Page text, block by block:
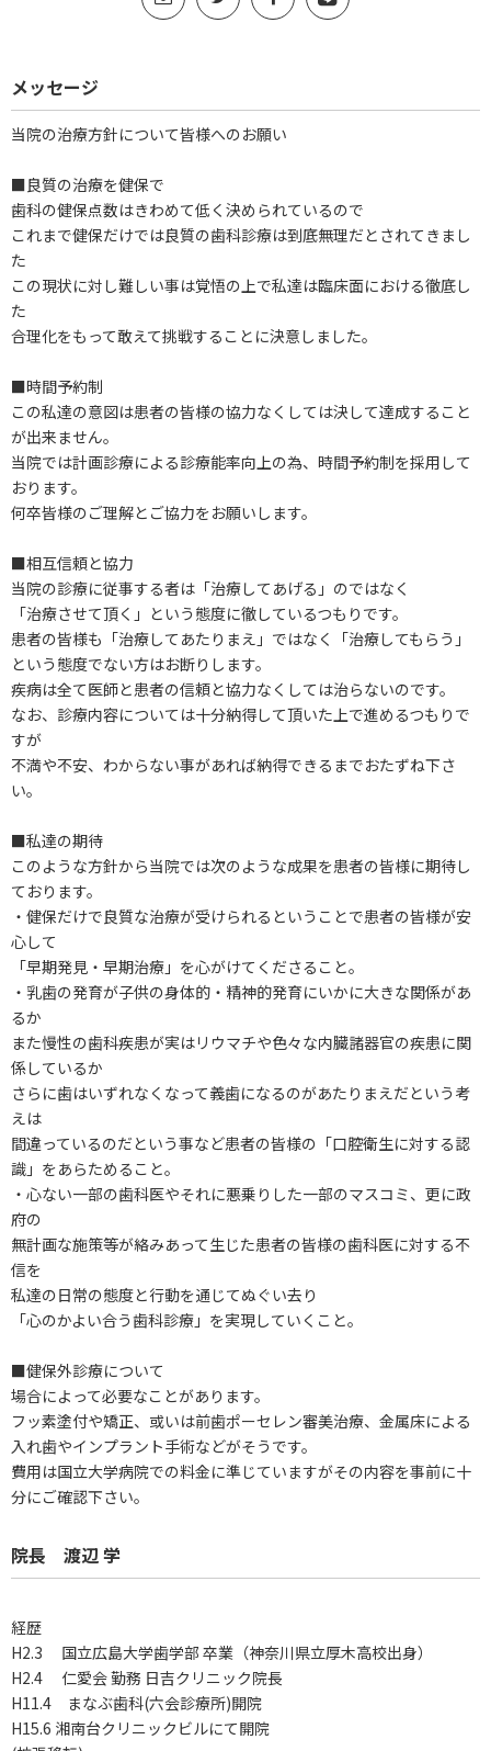
メッセージ
当院の治療方針について皆様へのお願い
■良質の治療を健保で
歯科の健保点数はきわめて低く決められているので
これまで健保だけでは良質の歯科診療は到底無理だとされてきまし
た
この現状に対し難しい事は覚悟の上で私達は臨床面における徹底し
た
合理化をもって敢えて挑戦することに決意しました。
■時間予約制
この私達の意図は患者の皆様の協力なくしては決して達成すること
が出来ません。
当院では計画診療による診療能率向上の為、時間予約制を採用して
おります。
何卒皆様のご理解とご協力をお願いします。
■相互信頼と協力
当院の診療に従事する者は「治療してあげる」のではなく
「治療させて頂く」という態度に徹しているつもりです。
患者の皆様も「治療してあたりまえ」ではなく「治療してもらう」
という態度でない方はお断りします。
疾病は全て医師と患者の信頼と協力なくしては治らないのです。
なお、診療内容については十分納得して頂いた上で進めるつもりで
すが
不満や不安、わからない事があれば納得できるまでおたずね下さ
い。
■私達の期待
このような方針から当院では次のような成果を患者の皆様に期待し
ております。
・健保だけで良質な治療が受けられるということで患者の皆様が安
心して
「早期発見・早期治療」を心がけてくださること。
・乳歯の発育が子供の身体的・精神的発育にいかに大きな関係があ
るか
また慢性の歯科疾患が実はリウマチや色々な内臓諸器官の疾患に関
係しているか
さらに歯はいずれなくなって義歯になるのがあたりまえだという考
えは
間違っているのだという事など患者の皆様の「口腔衛生に対する認
識」をあらためること。
・心ない一部の歯科医やそれに悪乗りした一部のマスコミ、更に政
府の
無計画な施策等が絡みあって生じた患者の皆様の歯科医に対する不
信を
私達の日常の態度と行動を通じてぬぐい去り
「心のかよい合う歯科診療」を実現していくこと。
■健保外診療について
場合によって必要なことがあります。
フッ素塗付や矯正、或いは前歯ポーセレン審美治療、金属床による
入れ歯やインプラント手術などがそうです。
費用は国立大学病院での料金に準じていますがその内容を事前に十
分にご確認下さい。
院長 渡辺 学
経歴
H2.3 国立広島大学歯学部 卒業（神奈川県立厚木高校出身）
H2.4 仁愛会 勤務 日吉クリニック院長
H11.4 まなぶ歯科(六会診療所)開院
H15.6 湘南台クリニックビルにて開院